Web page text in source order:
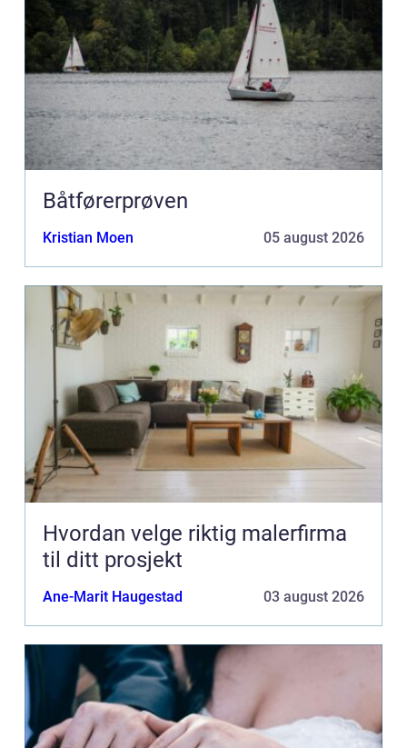
Båtførerprøven
Kristian Moen 05 august 2026
Hvordan velge riktig malerfirma
til ditt prosjekt
Ane-Marit Haugestad 03 august 2026